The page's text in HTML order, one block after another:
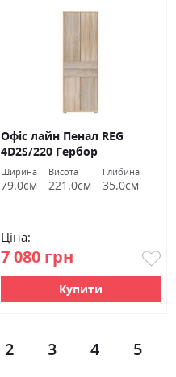
Офіс лайн Пенал REG
4D2S/220 Гербор
Ширина
79.0см
Висота
221.0см
Глибина
35.0см
Ціна:
7 080 грн
Купити
Page
2 3 4 5